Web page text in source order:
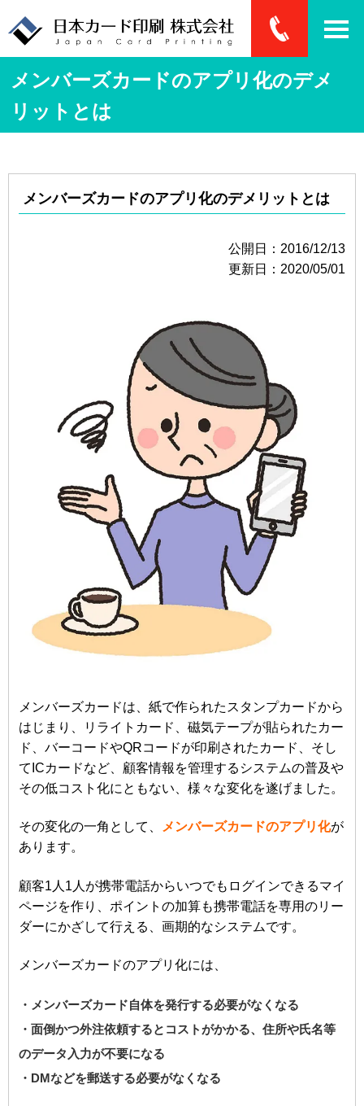
メンバーズカードのアプリ化のデメ
リットとは
メンバーズカードのアプリ化のデメリットとは
公開日：2016/12/13
更新日：2020/05/01
メンバーズカードは、紙で作られたスタンプカードから
はじまり、リライトカード、磁気テープが貼られたカー
ド、バーコードやQRコードが印刷されたカード、そし
てICカードなど、顧客情報を管理するシステムの普及や
その低コスト化にともない、様々な変化を遂げました。
その変化の一角として、 メンバーズカードのアプリ化が
あります。
顧客1人1人が携帯電話からいつでもログインできるマイ
ページを作り、ポイントの加算も携帯電話を専用のリー
ダーにかざして行える、画期的なシステムです。
メンバーズカードのアプリ化には、
・メンバーズカード自体を発行する必要がなくなる
・面倒かつ外注依頼するとコストがかかる、住所や氏名等
のデータ入力が不要になる
・DMなどを郵送する必要がなくなる